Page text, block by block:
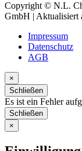
Copyright © N.L.
GmbH | Aktualisiert
Impressum
Datenschutz
AGB
×
Schließen
Es ist ein Fehler
Schließen
×